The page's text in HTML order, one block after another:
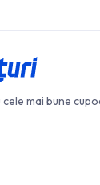
mai bune